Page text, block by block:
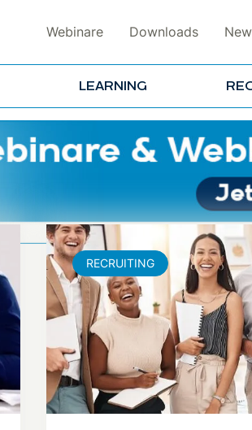
Webinare Downloads
LEARNING
RECRUITING